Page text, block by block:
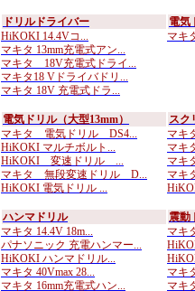
ドリルドライバー
HiKOKI 14.4Vコ...
マキタ 13mm充電式アン...
マキタ 18V充電式ドライ...
マキタ18 Vドライバドリ...
マキタ 18V 充電式ドラ...
電気
マキ
電気ドリル（大型13mm）
マキタ 電気ドリル DS4...
HiKOKI マルチボルト...
HiKOKI 変速ドリル ...
マキタ 無段変速ドリル D...
HiKOKI 電気ドリル ...
スク
マキ
マキ
マキ
マキ
ハンマドリル
マキタ 14.4V 18m...
パナソニック 充電ハンマー...
HiKOKI ハンマドリル...
マキタ 40Vmax 28...
マキタ 16mm充電式ハン...
震動
マキ
マキ
マキ